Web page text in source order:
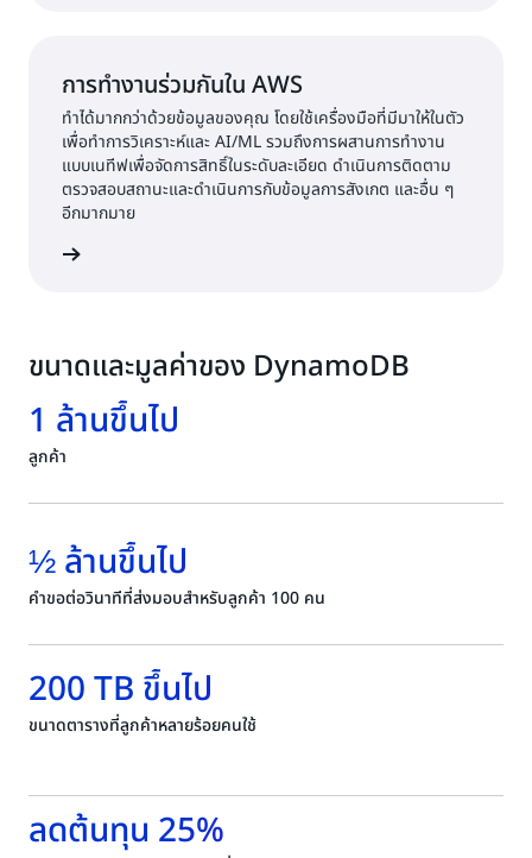
การทำงานร่วมกันใน AWS
ทำได้มากกว่าด้วยข้อมูลของคุณ โดยใช้เครื่องมือที่มีมาให้ในตัว
เพื่อทำการวิเคราะห์และ AI/ML รวมถึงการผสานการทำงาน
แบบเนทีฟเพื่อจัดการสิทธิ์ในระดับละเอียด ดำเนินการติดตาม
ตรวจสอบสถานะและดำเนินการกับข้อมูลการสังเกต และอื่น ๆ
อีกมากมาย
ขนาดและมูลค่าของ DynamoDB
1 ล้านขึ้นไป
ลูกค้า
½ ล้านขึ้นไป
คำขอต่อวินาทีที่ส่งมอบสำหรับลูกค้า 100 คน
200 TB ขึ้นไป
ขนาดตารางที่ลูกค้าหลายร้อยคนใช้
ลดต้นทุน 25%